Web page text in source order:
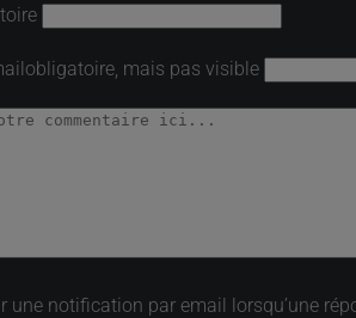
obligatoire, mais pas visible
une notification par email lorsqu’une